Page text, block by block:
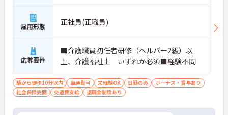
雇用形態 正社員(正職員)
応募要件
■介護職員初任者研修（ヘルパー2級）以
上、介護福祉士 いずれか必須■経験不問
駅から徒歩10分以内 車通勤可 未経験OK 日勤のみ
ボーナス・賞与あり
社会保険完備
交通費支給 退職金制度あり